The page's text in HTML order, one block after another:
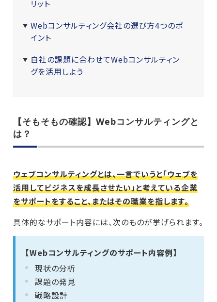
リット
Webコンサルティング会社の選び方4つのポ
イント
自社の課題に合わせてWebコンサルティン
グを活用しよう
【そもそもの確認】Webコンサルティングと
は？
ウェブコンサルティングとは、一言でいうと「ウェブを
活用してビジネスを成長させたい」と考えている企業
をサポートをすること、またはその職業を指します。
具体的なサポート内容には、次のものが挙げられます。
【Webコンサルティングのサポート内容例】
現状の分析
課題の発見
戦略設計